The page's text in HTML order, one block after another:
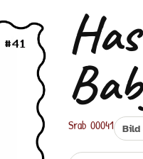
Srab 00041 Bild